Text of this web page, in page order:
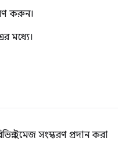
করুন।
মধ্যে।
ইমেজ সংস্করণ প্রদান করা